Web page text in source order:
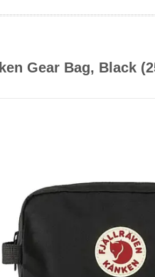
Gear Bag, Black